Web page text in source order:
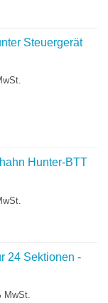
Steuergerät
Hunter-BTT
24 Sektionen -
MwSt.